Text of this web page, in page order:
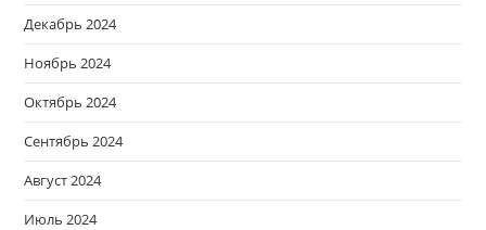
Декабрь 2024
Ноябрь 2024
Октябрь 2024
Сентябрь 2024
Август 2024
Июль 2024